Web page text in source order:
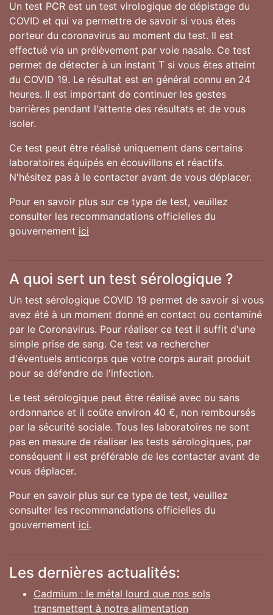
Un test PCR est un test virologique de dépistage du
COVID et qui va permettre de savoir si vous êtes
porteur du coronavirus au moment du test. Il est
effectué via un prélèvement par voie nasale. Ce test
permet de détecter à un instant T si vous êtes atteint
du COVID 19. Le résultat est en général connu en 24
heures. Il est important de continuer les gestes
barrières pendant l'attente des résultats et de vous
isoler.
Ce test peut être réalisé uniquement dans certains
laboratoires équipés en écouvillons et réactifs.
N'hésitez pas à le contacter avant de vous déplacer.
Pour en savoir plus sur ce type de test, veuillez
consulter les recommandations officielles du
gouvernement ici
A quoi sert un test sérologique ?
Un test sérologique COVID 19 permet de savoir si vous
avez été à un moment donné en contact ou contaminé
par le Coronavirus. Pour réaliser ce test il suffit d'une
simple prise de sang. Ce test va rechercher
d'éventuels anticorps que votre corps aurait produit
pour se défendre de l'infection.
Le test sérologique peut être réalisé avec ou sans
ordonnance et il coûte environ 40 €, non remboursés
par la sécurité sociale. Tous les laboratoires ne sont
pas en mesure de réaliser les tests sérologiques, par
conséquent il est préférable de les contacter avant de
vous déplacer.
Pour en savoir plus sur ce type de test, veuillez
consulter les recommandations officielles du
gouvernement ici.
Les dernières actualités:
Cadmium : le métal lourd que nos sols
transmettent à notre alimentation